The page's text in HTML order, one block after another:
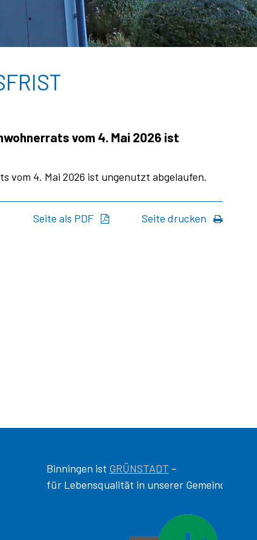
vom 4. Mai 2026 ist
vom 4. Mai 2026 ist ungenutzt abgelaufen.
Seite drucken
Seite als PDF
Binningen ist GRÜNSTADT –
für Lebensqualität in unserer Gemeinde!